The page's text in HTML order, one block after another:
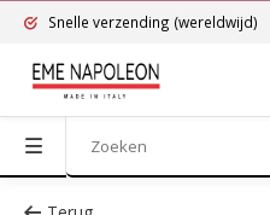
Snelle verzending (wereldwijd)